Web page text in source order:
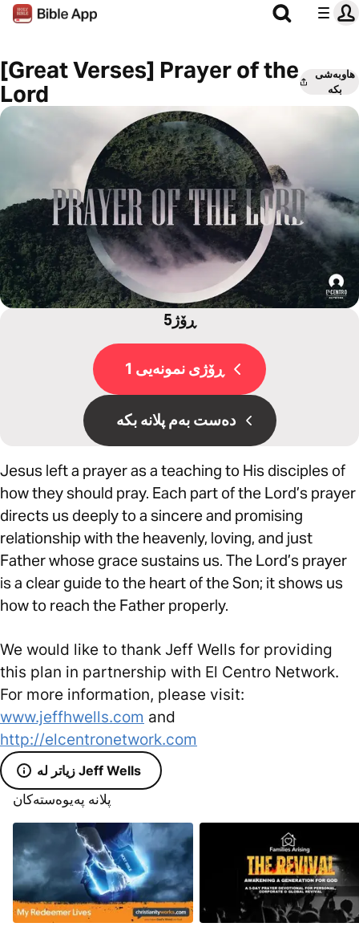
[Great Verses] Prayer of the
Lord
هاوبەشی
بکە
5ڕۆژ
ڕۆژی نمونەیی 1
دەست بەم پلانە بکە
Jesus left a prayer as a teaching to His disciples of
how they should pray. Each part of the Lord’s prayer
directs us deeply to a sincere and promising
relationship with the heavenly, loving, and just
Father whose grace sustains us. The Lord’s prayer
is a clear guide to the heart of the Son; it shows us
how to reach the Father properly.
We would like to thank Jeff Wells for providing
this plan in partnership with El Centro Network.
For more information, please visit:
www.jeffhwells.com and
http://elcentronetwork.com
زیاتر لە Jeff Wells
پلانە پەیوەستەکان